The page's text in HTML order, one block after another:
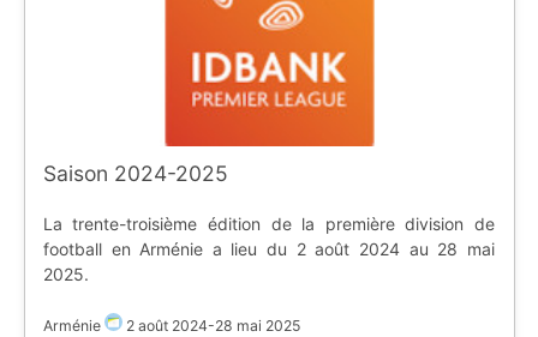
Saison 2024-2025
La trente-troisième édition de la première division de
football en Arménie a lieu du 2 août 2024 au 28 mai
2025.
Arménie 2 août 2024-28 mai 2025